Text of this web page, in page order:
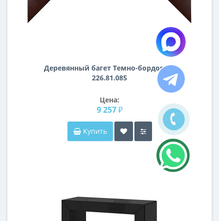
Деревянный багет Темно-бордовый
226.81.085
Цена:
9 257 ₽
Купить